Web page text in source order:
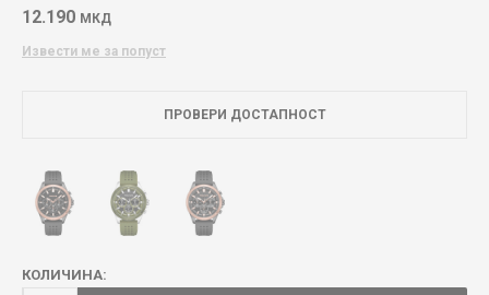
12.190 МКД
Извести ме за попуст
ПРОВЕРИ ДОСТАПНОСТ
КОЛИЧИНА: